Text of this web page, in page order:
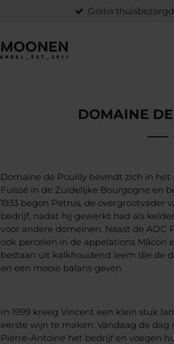
Gratis thuisbezorgd
DOMAINE
Domaine de Pouilly bevindt zich in
Fuissé in de Zuidelijke Bourgogne en
1933 begon Petrus, de overgrootvader
bedrijf, nadat hij gewerkt had als
voor andere domeinen. Naast de AOC
ook percelen in de appelations Mâcon
bestaan uit kalkhoudend leem die de
en een mooie balans geven.
In 1999 kreeg Vincent een klein stuk
eerste wijn te maken. Vandaag de
Pierre-Antoine het bedrijf en voegen